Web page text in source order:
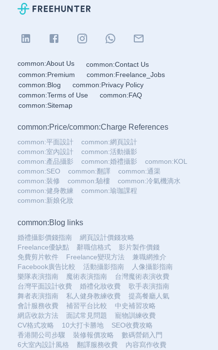
common:About Us
common:Contact Us
common:Premium
common:Freelance_Jobs
common:Blog
common:Privacy Policy
common:Terms of Use
common:FAQ
common:Sitemap
common:Price/common:Charge References
common:平面設計
common:網頁設計
common:室內設計
common:活動攝影
common:產品攝影
common:婚禮攝影
common:KOL
common:SEO
common:翻譯
common:通渠
common:裝修
common:驗樓
common:冷氣機滴水
common:健身教練
common:瑜珈課程
common:新娘化妝
common:Blog links
婚禮攝影價錢指南
網頁設計價錢攻略
Freelance優缺點
辭職信格式
影片製作價錢
免費剪片軟件
Freelance變現方法
兼職網推介
Facebook廣告比較
活動攝影指南
人像攝影指南
樂隊表演指南
魔術表演指南
台灣魔術表演收費
台灣平面設計收費
婚禮化妝收費
歌手表演指南
舞者表演指南
私人健身教練收費
提高餐廳人氣
會計服務收費
補習平台比較
中史補習攻略
網店收款方法
面試常見問題
寵物訓練收費
CV格式攻略
10大打卡勝地
SEO收費攻略
香港開公司步驟
裝修報價攻略
數碼營銷入門
6大室內設計風格
翻譯服務收費
內容寫作收費